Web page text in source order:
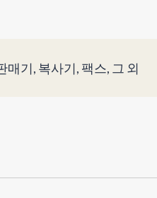
기, 복사기, 팩스, 그 외